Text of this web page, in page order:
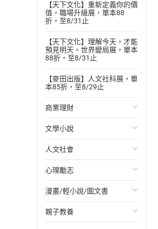
【天下文化】重新定義你的價
值，職場升級展，單本88
折，至8/31止
【天下文化】理解今天，才能
預見明天。世界變局展，單本
88折，至8/31止
【麥田出版】人文社科展，單
本85折，至8/29止
商業理財
投資理財
經濟/趨勢
財務/金融
管理/領導
職場工作術
文學小說
歐美文學
日本文學
韓國文學
華文文學
人文社會
國際關係
政治
社會科學
心理勵志
心靈成長/情緒
人際關係
漫畫/輕小說/圖文書
輕小說
親子教養